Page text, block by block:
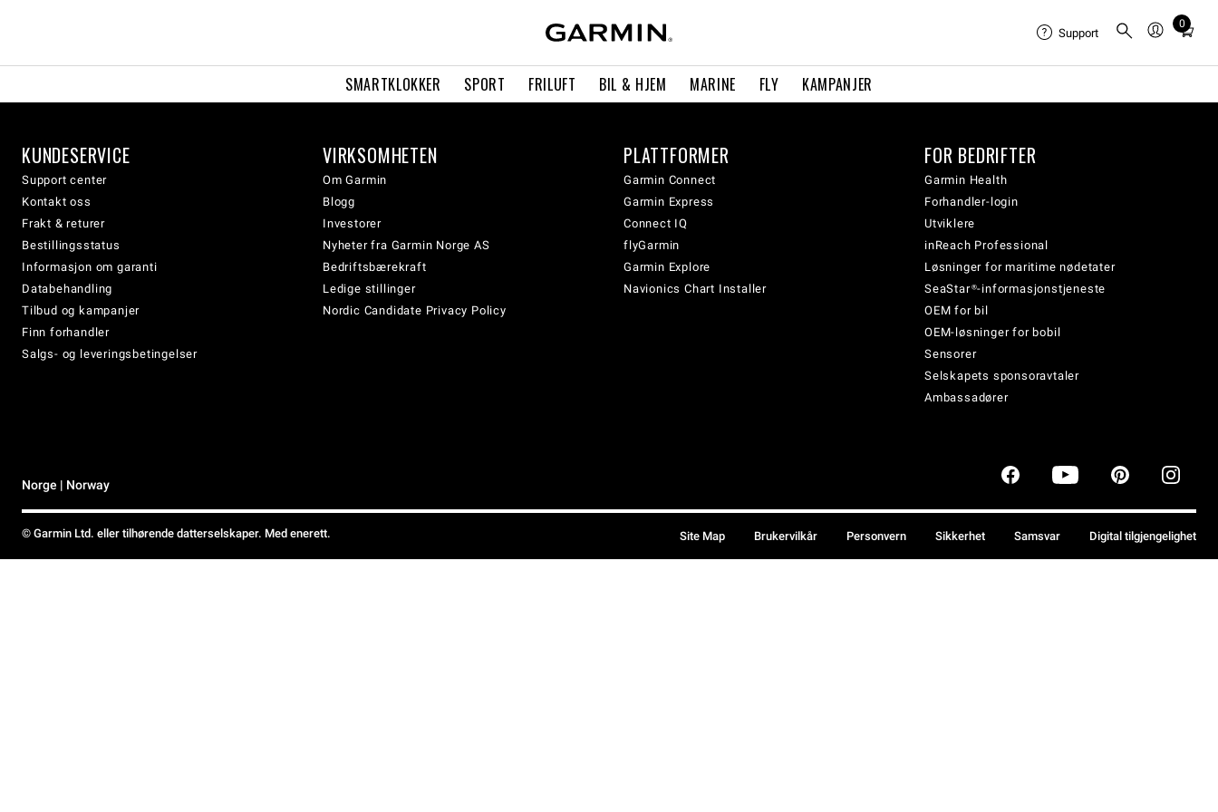
SMARTKLOKKER SPORT FRILUFT BIL & HJEM MARINE FLY KAMPANJER
Support
0
Total
cart:
KUNDESERVICE
Support center
Kontakt oss
Frakt & returer
Bestillingsstatus
Informasjon om garanti
Databehandling
Tilbud og kampanjer
Finn forhandler
Salgs- og leveringsbetingelser
VIRKSOMHETEN
Om Garmin
Blogg
Investorer
Nyheter fra Garmin Norge AS
Bedriftsbærekraft
Ledige stillinger
Nordic Candidate Privacy Policy
PLATTFORMER
Garmin Connect
Garmin Express
Connect IQ
flyGarmin
Garmin Explore
Navionics Chart Installer
FOR BEDRIFTER
Garmin Health
Forhandler-login
Utviklere
inReach Professional
Løsninger for maritime nødetater
SeaStar®-informasjonstjeneste
OEM for bil
OEM-løsninger for bobil
Sensorer
Selskapets sponsoravtaler
Ambassadører
Norge | Norway
© Garmin Ltd. eller tilhørende datterselskaper. Med enerett. Site Map Brukervilkår Personvern Sikkerhet Samsvar Digital tilgjengelighet